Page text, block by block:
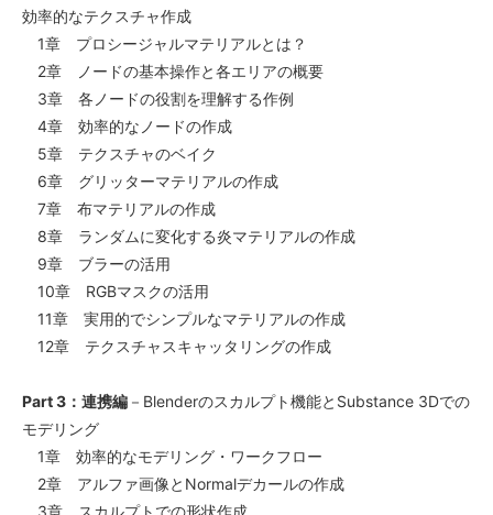
効率的なテクスチャ作成
1章 プロシージャルマテリアルとは？
2章 ノードの基本操作と各エリアの概要
3章 各ノードの役割を理解する作例
4章 効率的なノードの作成
5章 テクスチャのベイク
6章 グリッターマテリアルの作成
7章 布マテリアルの作成
8章 ランダムに変化する炎マテリアルの作成
9章 ブラーの活用
10章 RGBマスクの活用
11章 実用的でシンプルなマテリアルの作成
12章 テクスチャスキャッタリングの作成
Part 3：連携編 －Blenderのスカルプト機能とSubstance 3Dでの
モデリング
1章 効率的なモデリング・ワークフロー
2章 アルファ画像とNormalデカールの作成
3章 スカルプトでの形状作成